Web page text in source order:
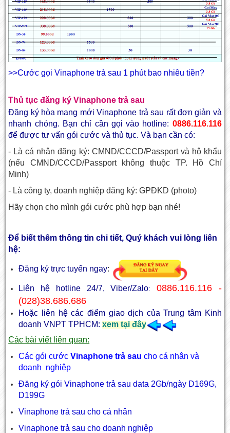
>>Cước gọi Vinaphone trả sau 1 phút bao nhiêu tiền?
Thủ tục đăng ký Vinaphone trả sau
Đăng ký hòa mạng mới Vinaphone trả sau rất đơn giản và
nhanh chóng. Bạn chỉ cần gọi vào hotline: 0886.116.116
để được tư vấn gói cước và thủ tục. Và bạn cần có:
- Là cá nhân đăng ký: CMND/CCCD/Passport và hộ khẩu
(nếu CMND/CCCD/Passport không thuộc TP. Hồ Chí
Minh)
- Là công ty, doanh nghiệp đăng ký: GPĐKD (photo)
Hãy chọn cho mình gói cước phù hợp bạn nhé!
Để biết thêm thông tin chi tiết, Quý khách vui lòng liên
hệ:
Đăng ký trực tuyến ngay:
Liên hệ hotline 24/7, Viber/Zalo:0886.116.116 -
(028)38.686.686
Hoặc liên hệ các điểm giao dịch của Trung tâm Kinh
doanh VNPT TPHCM: xem tại đây
Các bài viết liên quan:
Các gói cướcVinaphone trả saucho cá nhân và
doanh nghiệp
Đăng ký gói Vinaphone trả sau data 2Gb/ngày D169G,
D199G
Vinaphone trả sau cho cá nhân
Vinaphone trả sau cho doanh nghiệp